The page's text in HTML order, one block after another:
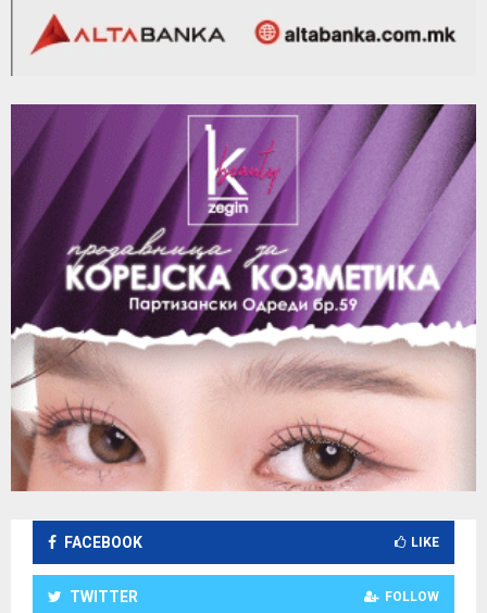
FACEBOOK LIKE
TWITTER FOLLOW